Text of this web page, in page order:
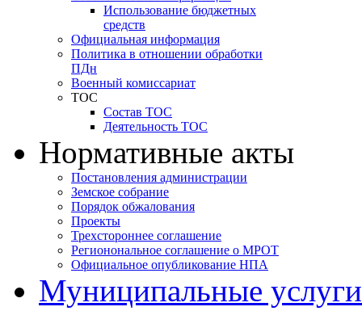
Использование бюджетных
средств
Официальная информация
Политика в отношении обработки
ПДн
Военный комиссариат
ТОС
Состав ТОС
Деятельность ТОС
Нормативные акты
Постановления администрации
Земское собрание
Порядок обжалования
Проекты
Трехстороннее соглашение
Регионональное соглашение о МРОТ
Официальное опубликование НПА
Муниципальные услуги